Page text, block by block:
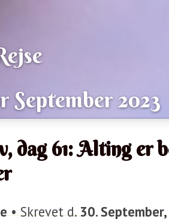
2023
dag 61: Alting er
• Skrevet d.30.